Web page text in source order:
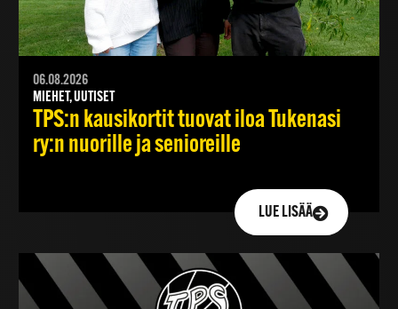
06.08.2026
MIEHET, UUTISET
TPS:n kausikortit tuovat iloa Tukenasi
ry:n nuorille ja senioreille
LUE LISÄÄ